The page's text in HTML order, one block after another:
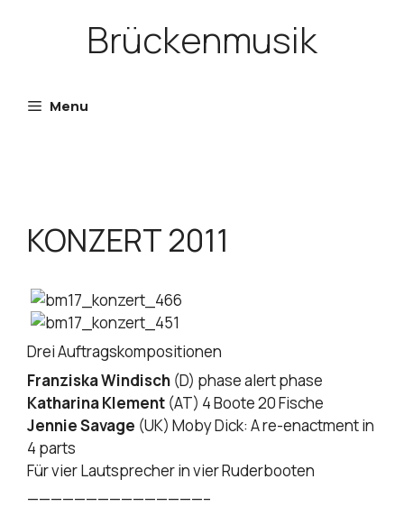
Brückenmusik
Menu
KONZERT 2011
Drei Auftragskompositionen
Franziska Windisch (D) phase alert phase
Katharina Klement (AT) 4 Boote 20 Fische
Jennie Savage (UK) Moby Dick: A re-enactment in
4 parts
Für vier Lautsprecher in vier Ruderbooten
———————————————–